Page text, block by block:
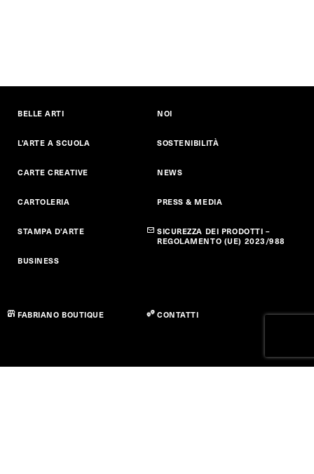
BELLE ARTI
L'ARTE A SCUOLA
CARTE CREATIVE
CARTOLERIA
STAMPA D'ARTE
BUSINESS
NOI
SOSTENIBILITÀ
NEWS
PRESS & MEDIA
SICUREZZA DEI PRODOTTI –
REGOLAMENTO (UE) 2023/988
FABRIANO BOUTIQUE CONTATTI